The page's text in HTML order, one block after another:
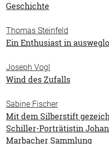
Geschichte
Thomas Steinfeld
Ein Enthusiast in
Joseph Vogl
Wind des Zufalls
Sabine Fischer
Mit dem Silberstift
Schiller-Porträtistin
Marbacher Sammlung